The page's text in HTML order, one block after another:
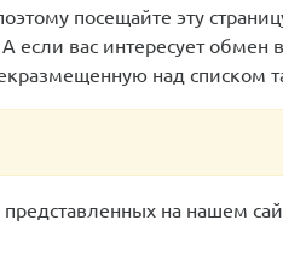
посещайте эту
если вас интересует обмен
над списком
на нашем